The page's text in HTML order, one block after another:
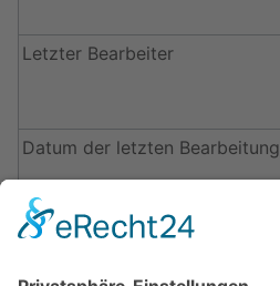
Letzter Bearbeiter
Datum der letzten Bearbeitung
Gesamtzahl der Bearbeitungen
Autoren